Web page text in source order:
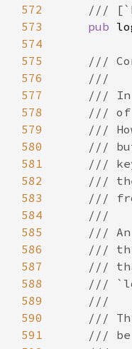
572
573
pub
574
575
576
577
578
579
580
581
582
583
584
585
586
587
588
589
590
591